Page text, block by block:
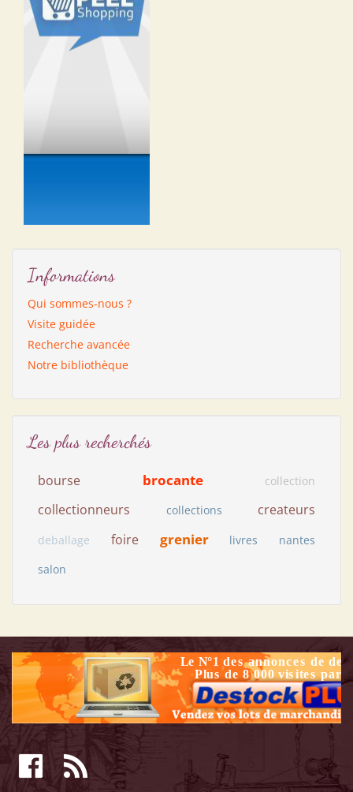
Informations
Qui sommes-nous ?
Visite guidée
Recherche avancée
Notre bibliothèque
Les plus recherchés
bourse brocante collection
collectionneurs collections createurs
deballage foire grenier livres
nantes
salon